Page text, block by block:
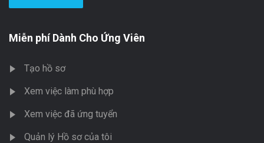
Miễn phí Dành Cho Ứng Viên
Tạo hồ sơ
Xem việc làm phù hợp
Xem việc đã ứng tuyển
Quản lý Hồ sơ của tôi